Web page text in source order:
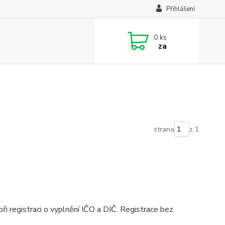
Přihlášení
0 ks
za
strana z 1
registraci o vyplnění IČO a DIČ. Registrace bez